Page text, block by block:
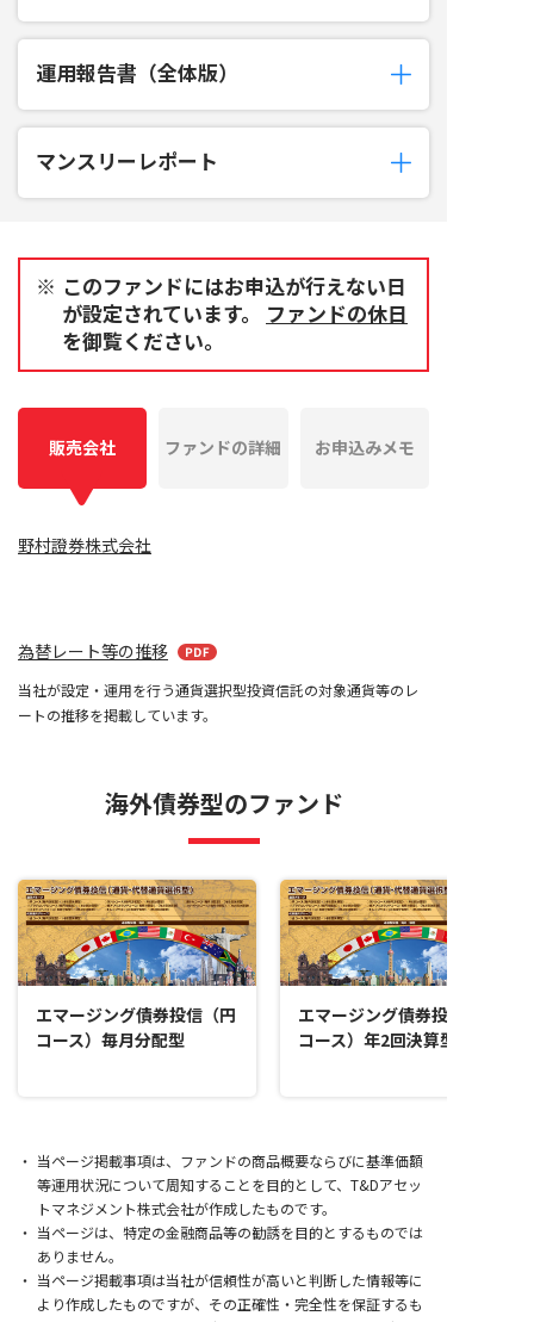
運用報告書（全体版）
マンスリーレポート
このファンドにはお申込が行えない日
が設定されています。 ファンドの休日
を御覧ください。
販売会社 ファンドの詳細 お申込みメモ
野村證券株式会社
為替レート等の推移
当社が設定・運用を行う通貨選択型投資信託の対象通貨等のレ
ートの推移を掲載しています。
海外債券型のファンド
エマージング債券投信（円
コース）毎月分配型
エマージング債券投信（円
コース）年2回決算型
当ページ掲載事項は、ファンドの商品概要ならびに基準価額
等運用状況について周知することを目的として、T&Dアセッ
トマネジメント株式会社が作成したものです。
当ページは、特定の金融商品等の勧誘を目的とするものでは
ありません。
当ページ掲載事項は当社が信頼性が高いと判断した情報等に
より作成したものですが、その正確性・完全性を保証するも